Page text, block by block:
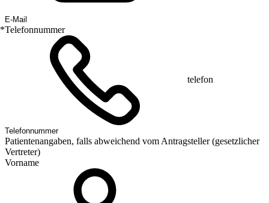
*Telefonnummer
telefon
Patientenangaben, falls abweichend vom Antragsteller (gesetzlicher
Vertreter)
Vorname